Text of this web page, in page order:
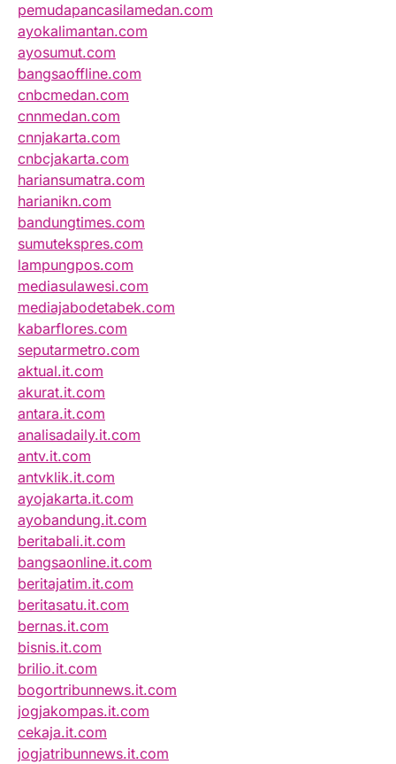
pemudapancasilamedan.com
ayokalimantan.com
ayosumut.com
bangsaoffline.com
cnbcmedan.com
cnnmedan.com
cnnjakarta.com
cnbcjakarta.com
hariansumatra.com
harianikn.com
bandungtimes.com
sumutekspres.com
lampungpos.com
mediasulawesi.com
mediajabodetabek.com
kabarflores.com
seputarmetro.com
aktual.it.com
akurat.it.com
antara.it.com
analisadaily.it.com
antv.it.com
antvklik.it.com
ayojakarta.it.com
ayobandung.it.com
beritabali.it.com
bangsaonline.it.com
beritajatim.it.com
beritasatu.it.com
bernas.it.com
bisnis.it.com
brilio.it.com
bogortribunnews.it.com
jogjakompas.it.com
cekaja.it.com
jogjatribunnews.it.com